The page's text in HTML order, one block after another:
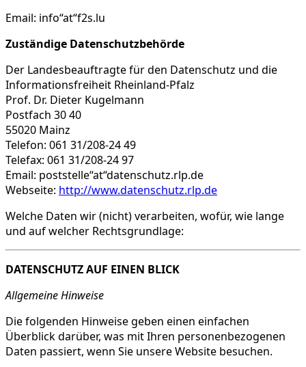
Email: info“at“f2s.lu
Zuständige Datenschutzbehörde
Der Landesbeauftragte für den Datenschutz und die
Informationsfreiheit Rheinland-Pfalz
Prof. Dr. Dieter Kugelmann
Postfach 30 40
55020 Mainz
Telefon: 061 31/208-24 49
Telefax: 061 31/208-24 97
Email: poststelle“at“datenschutz.rlp.de
Webseite: http://www.datenschutz.rlp.de
Welche Daten wir (nicht) verarbeiten, wofür, wie lange
und auf welcher Rechtsgrundlage:
DATENSCHUTZ AUF EINEN BLICK
Allgemeine Hinweise
Die folgenden Hinweise geben einen einfachen
Überblick darüber, was mit Ihren personenbezogenen
Daten passiert, wenn Sie unsere Website besuchen.